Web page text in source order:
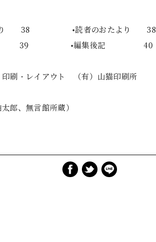
だより 38 •読者のおたより 38
39 •編集後記 40
イアウト （有）山猫印刷所
郎、無言館所蔵）